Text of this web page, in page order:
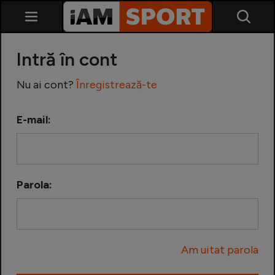
Echipa Națională
Intră în cont
Nu ai cont? Înregistrează-te
E-mail:
Parola:
Am uitat parola